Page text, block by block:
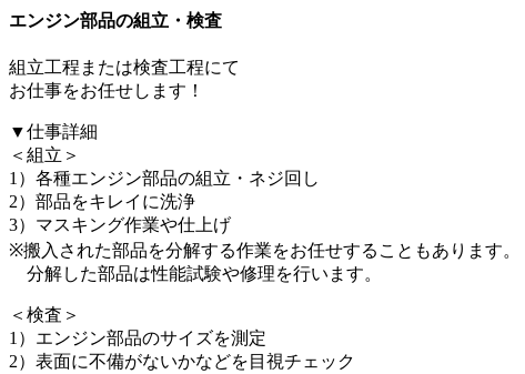
エンジン部品の組立・検査
組立工程または検査工程にて
お仕事をお任せします！
▼仕事詳細
＜組立＞
1）各種エンジン部品の組立・ネジ回し
2）部品をキレイに洗浄
3）マスキング作業や仕上げ
※搬入された部品を分解する作業をお任せすることもあります。
分解した部品は性能試験や修理を行います。
＜検査＞
1）エンジン部品のサイズを測定
2）表面に不備がないかなどを目視チェック